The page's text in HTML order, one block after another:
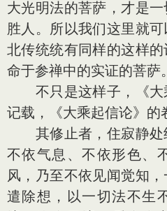
大光明法的菩萨，才是
胜人。所以我们这里就
北传统统有同样的这样
命于参禅中的实证的菩萨。
不只是这样子，《大
记载，《大乘起信论》的
其修止者，住寂静处
不依气息、不依形色、
风，乃至不依见闻觉知
遣除想，以一切法不生